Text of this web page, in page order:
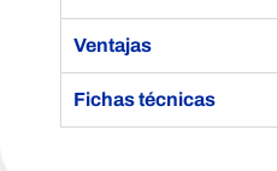
2
0
Ventajas
Fichas técnicas